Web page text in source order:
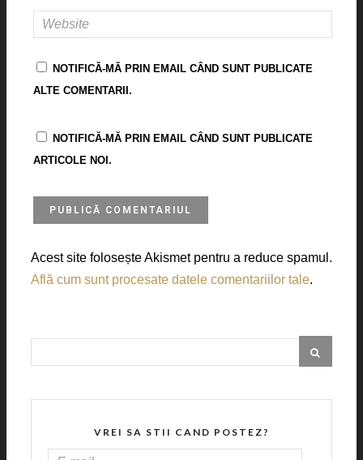
NOTIFICĂ-MĂ PRIN EMAIL CÂND SUNT PUBLICATE
ALTE COMENTARII.
NOTIFICĂ-MĂ PRIN EMAIL CÂND SUNT PUBLICATE
ARTICOLE NOI.
Acest site folosește Akismet pentru a reduce spamul.
Află cum sunt procesate datele comentariilor tale.
VREI SA STII CAND POSTEZ?